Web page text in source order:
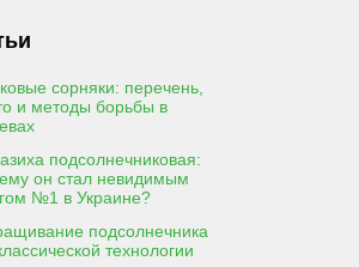
сорняки: перечень,
и методы борьбы в
подсолнечниковая:
он стал невидимым
№1 в Украине?
подсолнечника
технологии